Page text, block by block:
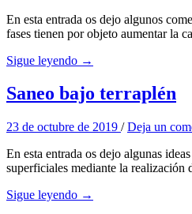
En esta entrada os dejo algunos
fases tienen por objeto aumentar la
Sigue leyendo →
Saneo bajo terraplén
23 de octubre de 2019 /Deja un
En esta entrada os dejo algunas
superficiales mediante la
Sigue leyendo →